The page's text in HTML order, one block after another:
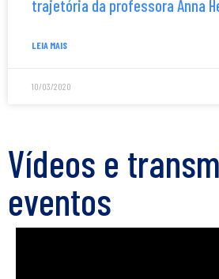
trajetória da professora Anna
LEIA MAIS
10/03/2020
Vídeos e
eventos